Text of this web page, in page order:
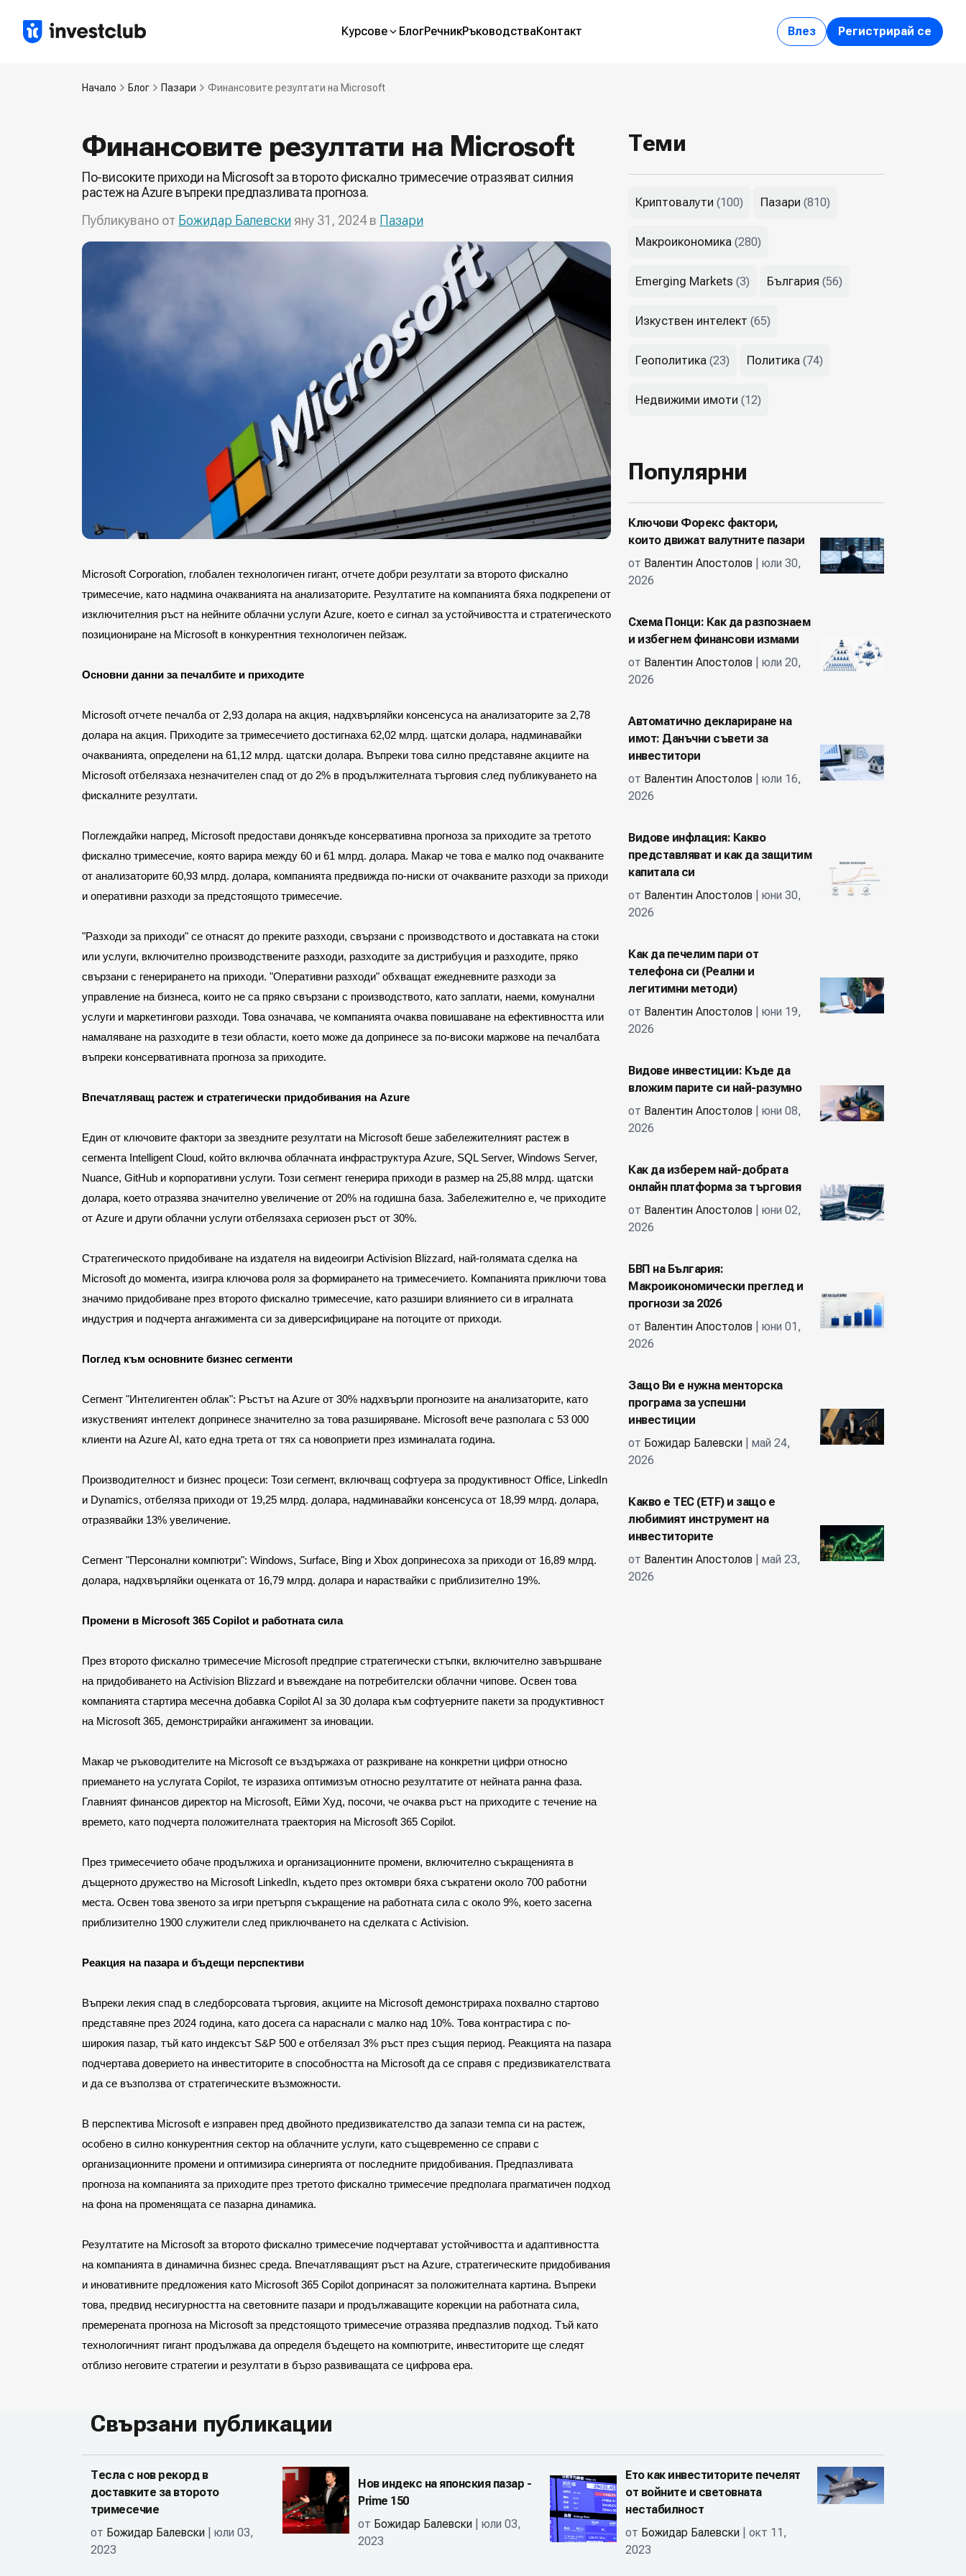
Курсове БлогРечникРъководстваКонтакт Влез Регистрирай се
Начало Блог Пазари Финансовите резултати на Microsoft
Финансовите резултати на Microsoft
По-високите приходи на Microsoft за второто фискално тримесечие отразяват силния
растеж на Azure въпреки предпазливата прогноза.
Публикувано от Божидар Балевски яну 31, 2024 в Пазари
Microsoft Corporation, глобален технологичен гигант, отчете добри резултати за второто фискално
тримесечие, като надмина очакванията на анализаторите. Резултатите на компанията бяха подкрепени от
изключителния ръст на нейните облачни услуги Azure, което е сигнал за устойчивостта и стратегическото
позициониране на Microsoft в конкурентния технологичен пейзаж.
Основни данни за печалбите и приходите
Microsoft отчете печалба от 2,93 долара на акция, надхвърляйки консенсуса на анализаторите за 2,78
долара на акция. Приходите за тримесечието достигнаха 62,02 млрд. щатски долара, надминавайки
очакванията, определени на 61,12 млрд. щатски долара. Въпреки това силно представяне акциите на
Microsoft отбелязаха незначителен спад от до 2% в продължителната търговия след публикуването на
фискалните резултати.
Поглеждайки напред, Microsoft предостави донякъде консервативна прогноза за приходите за третото
фискално тримесечие, която варира между 60 и 61 млрд. долара. Макар че това е малко под очакваните
от анализаторите 60,93 млрд. долара, компанията предвижда по-ниски от очакваните разходи за приходи
и оперативни разходи за предстоящото тримесечие.
"Разходи за приходи" се отнасят до преките разходи, свързани с производството и доставката на стоки
или услуги, включително производствените разходи, разходите за дистрибуция и разходите, пряко
свързани с генерирането на приходи. "Оперативни разходи" обхващат ежедневните разходи за
управление на бизнеса, които не са пряко свързани с производството, като заплати, наеми, комунални
услуги и маркетингови разходи. Това означава, че компанията очаква повишаване на ефективността или
намаляване на разходите в тези области, което може да допринесе за по-високи маржове на печалбата
въпреки консервативната прогноза за приходите.
Впечатляващ растеж и стратегически придобивания на Azure
Един от ключовите фактори за звездните резултати на Microsoft беше забележителният растеж в
сегмента Intelligent Cloud, който включва облачната инфраструктура Azure, SQL Server, Windows Server,
Nuance, GitHub и корпоративни услуги. Този сегмент генерира приходи в размер на 25,88 млрд. щатски
долара, което отразява значително увеличение от 20% на годишна база. Забележително е, че приходите
от Azure и други облачни услуги отбелязаха сериозен ръст от 30%.
Стратегическото придобиване на издателя на видеоигри Activision Blizzard, най-голямата сделка на
Microsoft до момента, изигра ключова роля за формирането на тримесечието. Компанията приключи това
значимо придобиване през второто фискално тримесечие, като разшири влиянието си в игралната
индустрия и подчерта ангажимента си за диверсифициране на потоците от приходи.
Поглед към основните бизнес сегменти
Сегмент "Интелигентен облак": Ръстът на Azure от 30% надхвърли прогнозите на анализаторите, като
изкуственият интелект допринесе значително за това разширяване. Microsoft вече разполага с 53 000
клиенти на Azure AI, като една трета от тях са новоприети през изминалата година.
Производителност и бизнес процеси: Този сегмент, включващ софтуера за продуктивност Office, LinkedIn
и Dynamics, отбеляза приходи от 19,25 млрд. долара, надминавайки консенсуса от 18,99 млрд. долара,
отразявайки 13% увеличение.
Сегмент "Персонални компютри": Windows, Surface, Bing и Xbox допринесоха за приходи от 16,89 млрд.
долара, надхвърляйки оценката от 16,79 млрд. долара и нараствайки с приблизително 19%.
Промени в Microsoft 365 Copilot и работната сила
През второто фискално тримесечие Microsoft предприе стратегически стъпки, включително завършване
на придобиването на Activision Blizzard и въвеждане на потребителски облачни чипове. Освен това
компанията стартира месечна добавка Copilot AI за 30 долара към софтуерните пакети за продуктивност
на Microsoft 365, демонстрирайки ангажимент за иновации.
Макар че ръководителите на Microsoft се въздържаха от разкриване на конкретни цифри относно
приемането на услугата Copilot, те изразиха оптимизъм относно резултатите от нейната ранна фаза.
Главният финансов директор на Microsoft, Ейми Худ, посочи, че очаква ръст на приходите с течение на
времето, като подчерта положителната траектория на Microsoft 365 Copilot.
През тримесечието обаче продължиха и организационните промени, включително съкращенията в
дъщерното дружество на Microsoft LinkedIn, където през октомври бяха съкратени около 700 работни
места. Освен това звеното за игри претърпя съкращение на работната сила с около 9%, което засегна
приблизително 1900 служители след приключването на сделката с Activision.
Реакция на пазара и бъдещи перспективи
Въпреки лекия спад в следборсовата търговия, акциите на Microsoft демонстрираха похвално стартово
представяне през 2024 година, като досега са нараснали с малко над 10%. Това контрастира с по-
широкия пазар, тъй като индексът S&P 500 е отбелязал 3% ръст през същия период. Реакцията на пазара
подчертава доверието на инвеститорите в способността на Microsoft да се справя с предизвикателствата
и да се възползва от стратегическите възможности.
В перспектива Microsoft е изправен пред двойното предизвикателство да запази темпа си на растеж,
особено в силно конкурентния сектор на облачните услуги, като същевременно се справи с
организационните промени и оптимизира синергията от последните придобивания. Предпазливата
прогноза на компанията за приходите през третото фискално тримесечие предполага прагматичен подход
на фона на променящата се пазарна динамика.
Резултатите на Microsoft за второто фискално тримесечие подчертават устойчивостта и адаптивността
на компанията в динамична бизнес среда. Впечатляващият ръст на Azure, стратегическите придобивания
и иновативните предложения като Microsoft 365 Copilot допринасят за положителната картина. Въпреки
това, предвид несигурността на световните пазари и продължаващите корекции на работната сила,
премерената прогноза на Microsoft за предстоящото тримесечие отразява предпазлив подход. Тъй като
технологичният гигант продължава да определя бъдещето на компютрите, инвеститорите ще следят
отблизо неговите стратегии и резултати в бързо развиващата се цифрова ера.
Теми
Криптовалути (100) Пазари (810)
Макроикономика (280)
Emerging Markets (3) България (56)
Изкуствен интелект (65)
Геополитика (23) Политика (74)
Недвижими имоти (12)
Популярни
Ключови Форекс фактори,
които движат валутните пазари
от Валентин Апостолов | юли 30,
2026
Схема Понци: Как да разпознаем
и избегнем финансови измами
от Валентин Апостолов | юли 20,
2026
Автоматично деклариране на
имот: Данъчни съвети за
инвеститори
от Валентин Апостолов | юли 16,
2026
Видове инфлация: Какво
представляват и как да защитим
капитала си
от Валентин Апостолов | юни 30,
2026
Как да печелим пари от
телефона си (Реални и
легитимни методи)
от Валентин Апостолов | юни 19,
2026
Видове инвестиции: Къде да
вложим парите си най-разумно
от Валентин Апостолов | юни 08,
2026
Как да изберем най-добрата
онлайн платформа за търговия
от Валентин Апостолов | юни 02,
2026
БВП на България:
Макроикономически преглед и
прогнози за 2026
от Валентин Апостолов | юни 01,
2026
Защо Ви е нужна менторска
програма за успешни
инвестиции
от Божидар Балевски | май 24,
2026
Какво е ТЕС (ETF) и защо е
любимият инструмент на
инвеститорите
от Валентин Апостолов | май 23,
2026
Свързани публикации
Тесла с нов рекорд в
доставките за второто
тримесечие
от Божидар Балевски | юли 03,
2023
Нов индекс на японския пазар -
Prime 150
от Божидар Балевски | юли 03,
2023
Ето как инвеститорите печелят
от войните и световната
нестабилност
от Божидар Балевски | окт 11,
2023